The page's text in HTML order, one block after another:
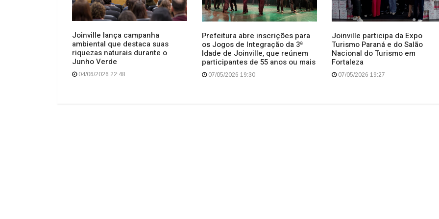
Joinville lança campanha
ambiental que destaca suas
riquezas naturais durante o
Junho Verde
04/06/2026 22:48
Prefeitura abre inscrições para
os Jogos de Integração da 3ª
Idade de Joinville, que reúnem
participantes de 55 anos ou mais
07/05/2026 19:30
Joinville participa da Expo
Turismo Paraná e do Salão
Nacional do Turismo em
Fortaleza
07/05/2026 19:27